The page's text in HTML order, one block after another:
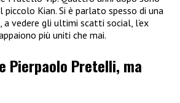
Kian. Si è parlato spesso di una
a vedere gli ultimi scatti social, l’ex
più uniti che mai.
Pierpaolo Pretelli, ma